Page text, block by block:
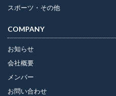
スポーツ・その他
COMPANY
お知らせ
会社概要
メンバー
お問い合わせ